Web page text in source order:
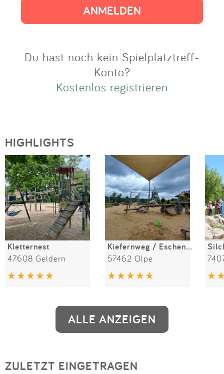
Du hast noch kein Spielplatztreff-
Konto?
Kostenlos registrieren
HIGHLIGHTS
Kletternest
47608 Geldern
Kiefernweg / Eschenweg
57462 Olpe
ALLE ANZEIGEN
ZULETZT EINGETRAGEN